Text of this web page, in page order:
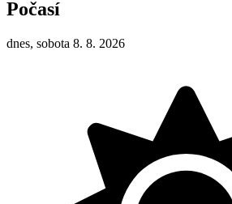
Počasí
dnes, sobota 8. 8. 2026